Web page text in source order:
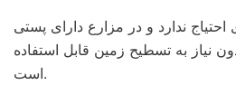
ندارد و در مزارع دارای پستی
نیاز به تسطیح زمین قابل استفاده
است.